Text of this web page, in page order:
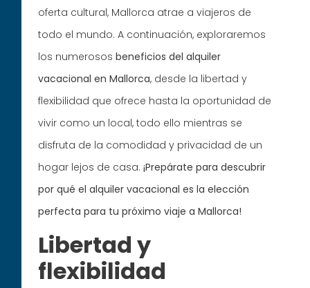
oferta cultural, Mallorca atrae a viajeros de
todo el mundo. A continuación, exploraremos
los numerososbeneficios del alquiler
vacacional en Mallorca, desde la libertad y
flexibilidad que ofrece hasta la oportunidad de
vivir como un local, todo ello mientras se
disfruta de la comodidad y privacidad de un
hogar lejos de casa.¡Prepárate para descubrir
por qué el alquiler vacacional es la elección
perfecta para tu próximo viaje a Mallorca!
Libertad y
flexibilidad